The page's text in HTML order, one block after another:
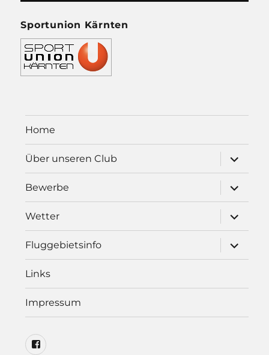
Sportunion Kärnten
Home
Über unseren Club
öffnen
Bewerbe
öffnen
Wetter
öffnen
Fluggebietsinfo
öffnen
Links
Impressum
Radsberg